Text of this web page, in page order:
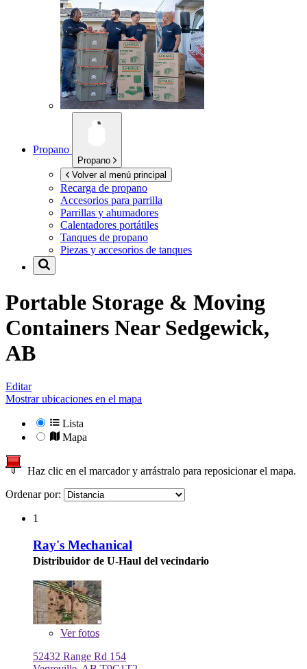
Propano
Propano
Volver al menú principal
Recarga de propano
Accesorios para parrilla
Parrillas y ahumadores
Calentadores portátiles
Tanques de propano
Piezas y accesorios de tanques
Portable Storage & Moving
Containers Near Sedgewick,
AB
Editar
Mostrar ubicaciones en el mapa
Lista
Mapa
Haz clic en el marcador y arrástralo para reposicionar el mapa.
Ordenar por:
1
Ray's Mechanical
Distribuidor de U-Haul del vecindario
Verfotos
52432 Range Rd 154